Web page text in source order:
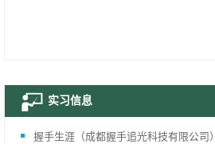
实习信息
握手生涯（成都握手追光科技有限公司）